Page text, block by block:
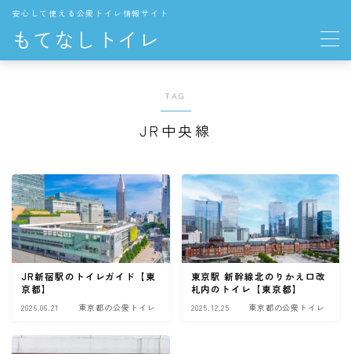
もてなしトイレ
安心して使える公衆トイレ情報サイト
東京都の公衆トイレ
中部
愛知県の公衆トイレ
長野県の公衆トイレ
THE TOKYO TOILET
TAG
JR中央線
JR新宿駅のトイレガイド【東
京都】
2026.06.21 東京都の公衆トイレ
東京駅 新幹線北のりかえ口改
札内のトイレ【東京都】
2025.12.25 東京都の公衆トイレ